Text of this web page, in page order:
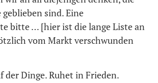
geblieben sind. Eine
bitte … [hier ist die lange Liste an
vom Markt verschwunden
der Dinge. Ruhet in Frieden.